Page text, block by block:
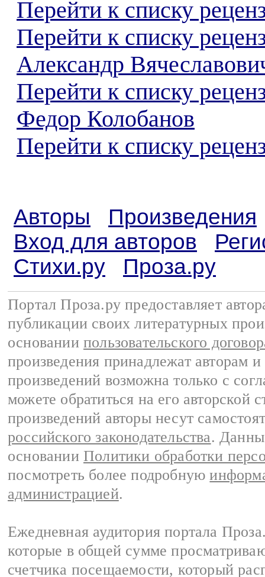
Перейти к списку
Перейти к списку
Александр
Перейти к списку
Федор Колобанов
Перейти к списку
Авторы
Произведения
Вход для авторов
Стихи.ру
Проза.ру
Портал Проза.ру предоставляет
публикации своих литературных
основании пользовательского
произведения принадлежат авторам
произведений возможна только с
можете обратиться на его авторской
произведений авторы несут
российского законодательства.
основании Политики обработки
посмотреть более подробную
администрацией.
Ежедневная аудитория портала
которые в общей сумме
счетчика посещаемости, который